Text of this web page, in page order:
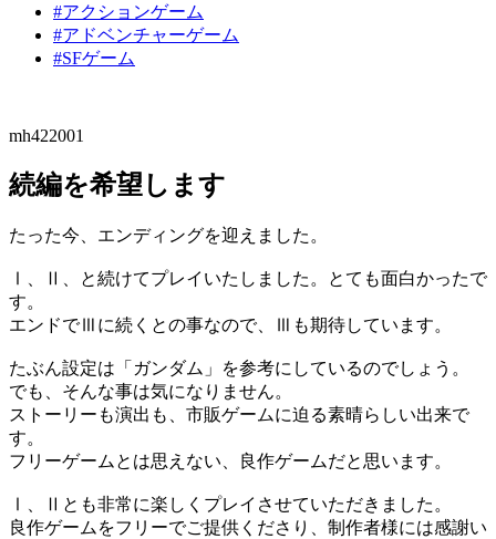
#アクションゲーム
#アドベンチャーゲーム
#SFゲーム
mh422001
続編を希望します
たった今、エンディングを迎えました。
Ⅰ、Ⅱ、と続けてプレイいたしました。とても面白かったで
す。
エンドでⅢに続くとの事なので、Ⅲも期待しています。
たぶん設定は「ガンダム」を参考にしているのでしょう。
でも、そんな事は気になりません。
ストーリーも演出も、市販ゲームに迫る素晴らしい出来で
す。
フリーゲームとは思えない、良作ゲームだと思います。
Ⅰ、Ⅱとも非常に楽しくプレイさせていただきました。
良作ゲームをフリーでご提供くださり、制作者様には感謝い